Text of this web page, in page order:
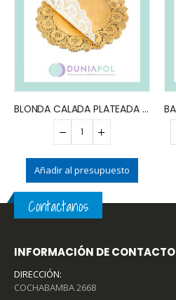
BLONDA CALADA PLATEADA 9 CM (x100)
Añadir al presupuesto
Contactanos
INFORMACIÓN DE CONTACTO
DIRECCIÓN:
COCHABAMBA 2668